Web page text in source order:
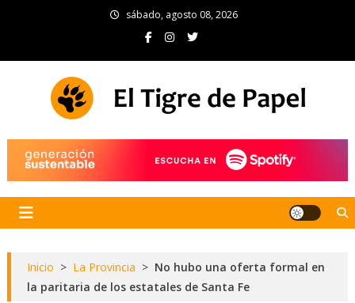
sábado, agosto 08, 2026
Inicio > La Provincia > No hubo una oferta formal en
la paritaria de los estatales de Santa Fe